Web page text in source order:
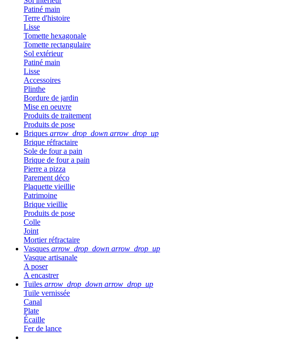
Patiné main
Terre d'histoire
Lisse
Tomette hexagonale
Tomette rectangulaire
Sol extérieur
Patiné main
Lisse
Accessoires
Plinthe
Bordure de jardin
Mise en oeuvre
Produits de traitement
Produits de pose
Briques arrow_drop_down arrow_drop_up
Brique réfractaire
Sole de four a pain
Brique de four a pain
Pierre a pizza
Parement déco
Plaquette vieillie
Patrimoine
Brique vieillie
Produits de pose
Colle
Joint
Mortier réfractaire
Vasques arrow_drop_down arrow_drop_up
Vasque artisanale
A poser
A encastrer
Tuiles arrow_drop_down arrow_drop_up
Tuile vernissée
Canal
Plate
Écaille
Fer de lance